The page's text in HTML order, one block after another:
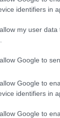
identifiers in
my user
Google to
Google to
identifiers in
Google to
THE
szurkolóit
a Leeds United